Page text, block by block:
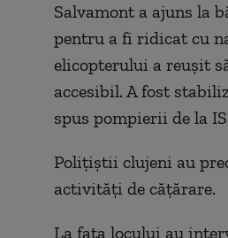
Salvamont a ajuns la
pentru a fi ridicat cu
elicopterului a reuşit
accesibil. A fost
spus pompierii de la
Poliţiştii clujeni au
activităţi de căţărare.
La faţa locului au